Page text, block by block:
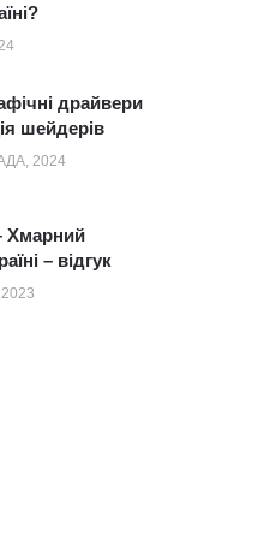
драйвери
шейдерів
2024
Хмарний
– відгук